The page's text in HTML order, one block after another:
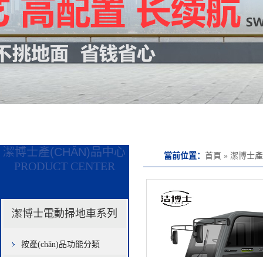
當前位置： 首頁 » 潔博士
潔博士產(CHǍN)品中心
PRODUCT CENTER
潔博士電動掃地車系列
按產(chǎn)品功能分類